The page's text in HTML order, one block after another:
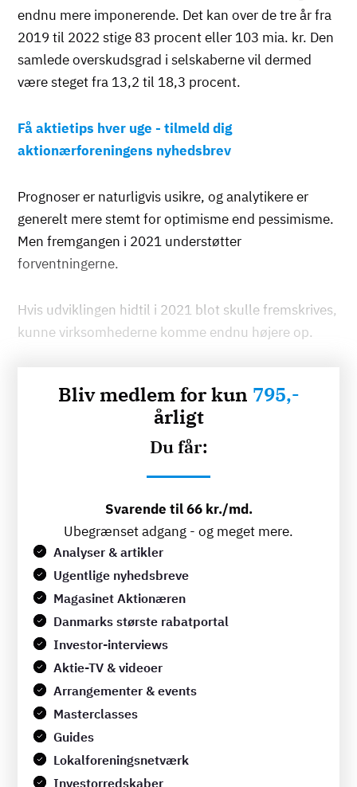
endnu mere imponerende. Det kan over de tre år fra
2019 til 2022 stige 83 procent eller 103 mia. kr. Den
samlede overskudsgrad i selskaberne vil dermed
være steget fra 13,2 til 18,3 procent.
Få aktietips hver uge - tilmeld dig
aktionærforeningens nyhedsbrev
Prognoser er naturligvis usikre, og analytikere er
generelt mere stemt for optimisme end pessimisme.
Men fremgangen i 2021 understøtter
forventningerne.
Hvis udviklingen hidtil i 2021 blot skulle fremskrives,
kunne virksomhederne komme endnu højere op.
Bliv medlem for kun 795,-
årligt
Du får:
Svarende til 66 kr./md.
Ubegrænset adgang - og meget mere.
Analyser & artikler
Ugentlige nyhedsbreve
Magasinet Aktionæren
Danmarks største rabatportal
Investor-interviews
Aktie-TV & videoer
Arrangementer & events
Masterclasses
Guides
Lokalforeningsnetværk
Investorredskaber